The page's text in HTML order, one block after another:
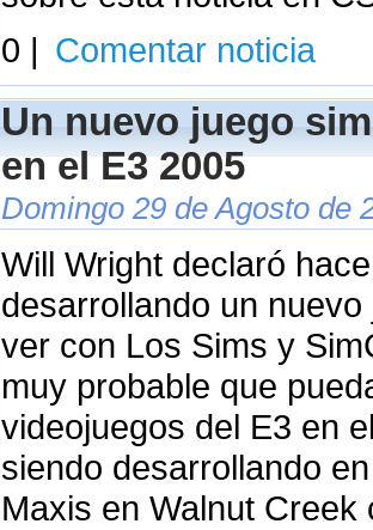
0 | Comentar noticia
Un nuevo juego
en el E3 2005
Domingo 29 de Agosto de
Will Wright declaró
desarrollando un
ver con Los Sims y
muy probable que
videojuegos del E3 en
siendo desarrollando
Maxis en Walnut